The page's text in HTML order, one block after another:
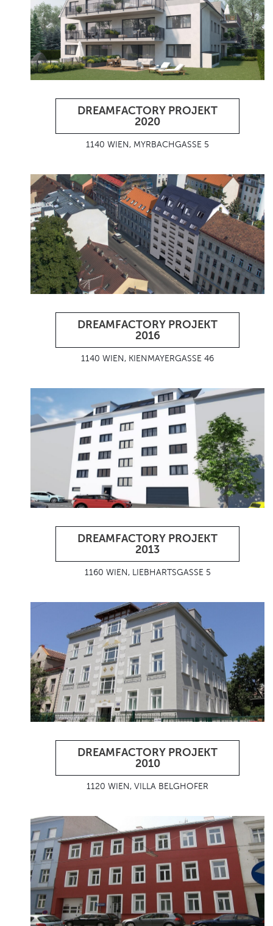
DREAMFACTORY PROJEKT
2020
1140 WIEN, MYRBACHGASSE 5
DREAMFACTORY PROJEKT
2016
1140 WIEN, KIENMAYERGASSE 46
DREAMFACTORY PROJEKT
2013
1160 WIEN, LIEBHARTSGASSE 5
DREAMFACTORY PROJEKT
2010
1120 WIEN, VILLA BELGHOFER